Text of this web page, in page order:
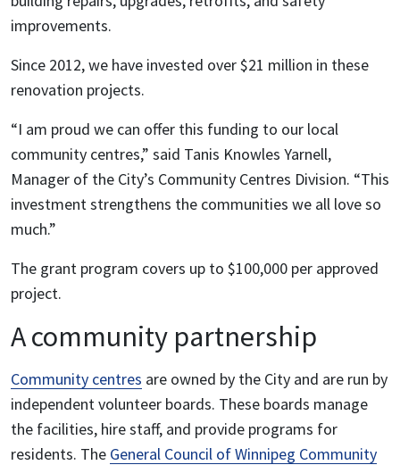
improvements.
Since 2012, we have invested over $21 million in these
renovation projects.
“I am proud we can offer this funding to our local
community centres,” said Tanis Knowles Yarnell,
Manager of the City’s Community Centres Division. “This
investment strengthens the communities we all love so
much.”
The grant program covers up to $100,000 per approved
project.
A community partnership
Community centres are owned by the City and are run by
independent volunteer boards. These boards manage
the facilities, hire staff, and provide programs for
residents. The General Council of Winnipeg Community